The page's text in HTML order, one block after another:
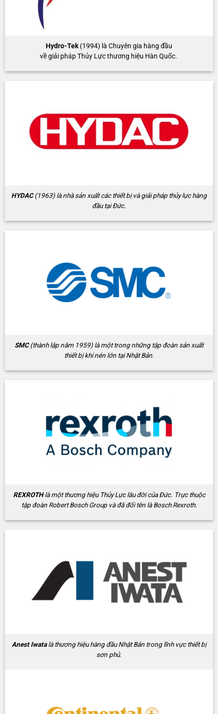
Hydro-Tek (1994) là Chuyên gia hàng đầu
về giải pháp Thủy Lực thương hiệu Hàn Quốc.
HYDAC(1963) là nhà sản xuất các thiết bị và giải pháp thủy lực hàng
đầu tại Đức.
SMC(thành lập năm 1959) là một trong những tập đoàn sản xuất
thiết bị khí nén lớn tại Nhật Bản.
REXROTHlà một thương hiệu Thủy Lực lâu đời của Đức. Trực thuộc
tập đoàn Robert Bosch Group và đã đổi tên là Bosch Rexroth.
Anest Iwatalà thương hiệu hàng đầu Nhật Bản trong lĩnh vực thiết bị
sơn phủ.